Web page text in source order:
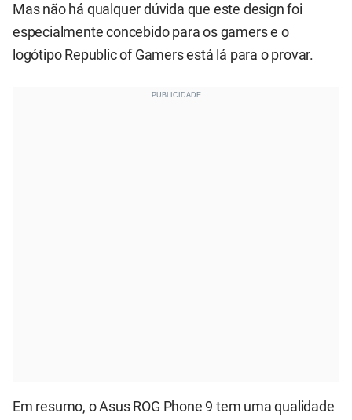
Mas não há qualquer dúvida que este design foi
especialmente concebido para os gamers e o
logótipo Republic of Gamers está lá para o provar.
Em resumo, o Asus ROG Phone 9 tem uma qualidade